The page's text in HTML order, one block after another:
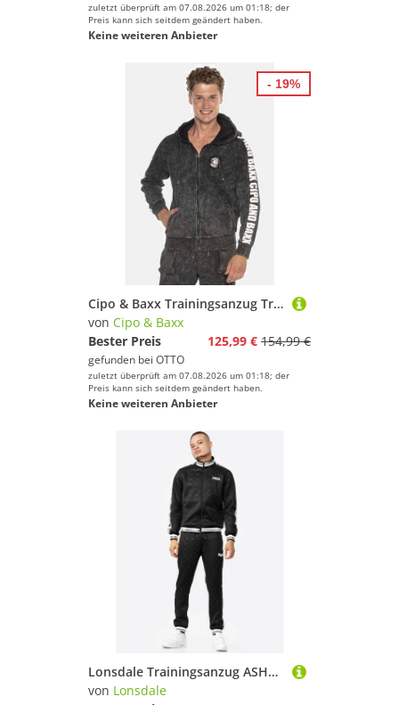
zuletzt überprüft am 07.08.2026 um 01:18; der
Preis kann sich seitdem geändert haben.
Keine weiteren Anbieter
Cipo & Baxx Trainingsanzug Trainingsanzug (1-tlg), mit praktischen Eingrifftaschen, CLR128
von Cipo & Baxx
Bester Preis
125,99 € 154,99 €
gefunden bei OTTO
zuletzt überprüft am 07.08.2026 um 01:18; der
Preis kann sich seitdem geändert haben.
Keine weiteren Anbieter
- 19%
Lonsdale Trainingsanzug ASHWELL
von Lonsdale